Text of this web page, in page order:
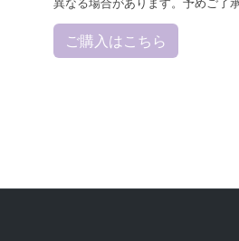
ご購入はこちら